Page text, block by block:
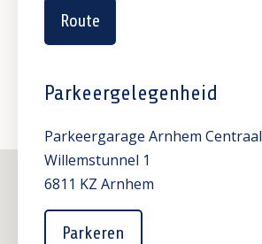
Route
Parkeergelegenheid
Parkeergarage Arnhem Centraal
Willemstunnel 1
6811 KZ Arnhem
Parkeren